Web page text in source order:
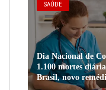
SAÚDE
Dia Nacional de
1.100 mortes
Brasil, novo
pacientes de alto